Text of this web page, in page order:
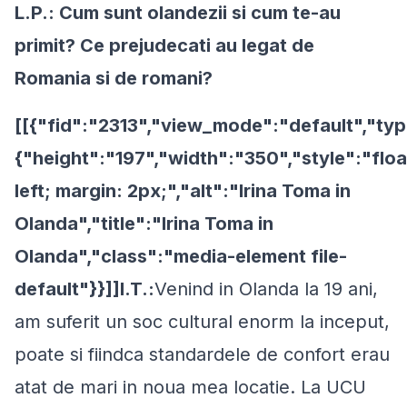
L.P.: Cum sunt olandezii si cum te-au
primit? Ce prejudecati au legat de
Romania si de romani?
left; margin: 2px;","alt":"Irina Toma in
Olanda","title":"Irina Toma in
Olanda","class":"media-element file-
default"}}]]I.T.:Venind in Olanda la 19 ani,
am suferit un soc cultural enorm la inceput,
poate si fiindca standardele de confort erau
atat de mari in noua mea locatie. La UCU